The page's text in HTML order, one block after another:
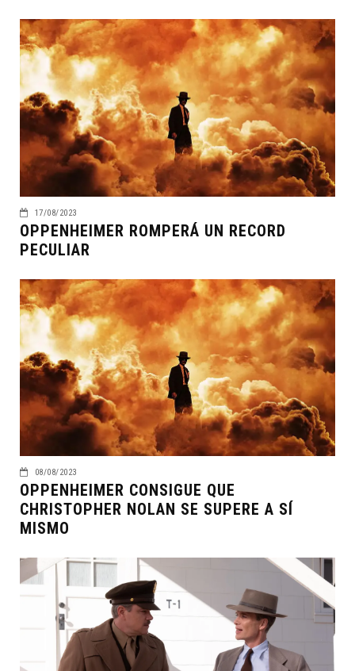
17/08/2023
OPPENHEIMER ROMPERÁ UN RECORD
PECULIAR
08/08/2023
OPPENHEIMER CONSIGUE QUE
CHRISTOPHER NOLAN SE SUPERE A SÍ
MISMO